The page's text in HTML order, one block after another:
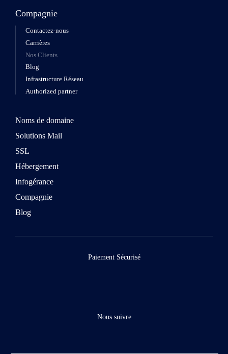
Compagnie
Contactez-nous
Carrières
Nos Clients
Blog
Infrastructure Réseau
Authorized partner
Noms de domaine
Solutions Mail
SSL
Hébergement
Infogérance
Compagnie
Blog
Paiement Sécurisé
Nous suivre